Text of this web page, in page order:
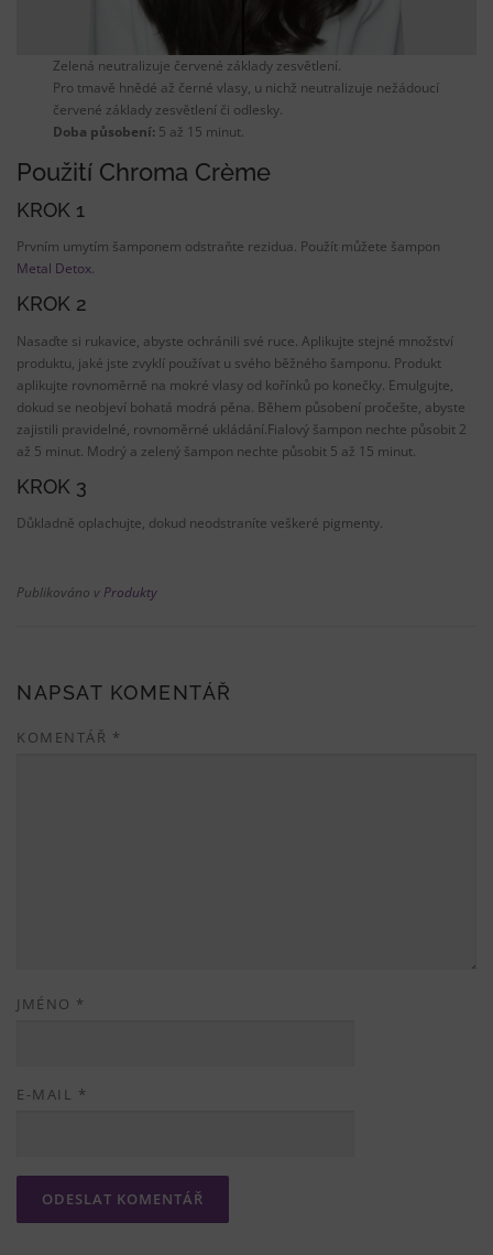
Zelená neutralizuje červené základy zesvětlení.
Pro tmavě hnědé až černé vlasy, u nichž neutralizuje nežádoucí
červené základy zesvětlení či odlesky.
Doba působení: 5 až 15 minut.
Použití Chroma Crème
KROK 1
Prvním umytím šamponem odstraňte rezidua. Použít můžete šampon
Metal Detox.
KROK 2
Nasaďte si rukavice, abyste ochránili své ruce. Aplikujte stejné množství
produktu, jaké jste zvyklí používat u svého běžného šamponu. Produkt
aplikujte rovnoměrně na mokré vlasy od kořínků po konečky. Emulgujte,
dokud se neobjeví bohatá modrá pěna. Během působení pročešte, abyste
zajistili pravidelné, rovnoměrné ukládání.Fialový šampon nechte působit 2
až 5 minut. Modrý a zelený šampon nechte působit 5 až 15 minut.
KROK 3
Důkladně oplachujte, dokud neodstraníte veškeré pigmenty.
Publikováno v Produkty
NAPSAT KOMENTÁŘ
KOMENTÁŘ *
JMÉNO *
E-MAIL *